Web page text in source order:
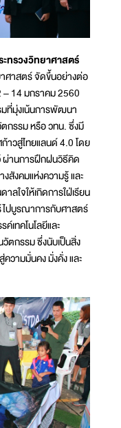
ทรวงวิทยาศาสตร์
ศาสตร์ จัดขึ้นอย่างต่อ
– 14 มกราคม 2560
มที่มุ่งเน้นการพัฒนา
กรรม หรือ วทน. ซึ่งมี
าวสู่ไทยแลนด์ 4.0 โดย
ผ่านการฝึกฝนวิธีคิด
สังคมแห่งความรู้ และ
ลใจให้เกิดการใฝ่เรียน
ไปบูรณาการกับศาสตร์
เทคโนโลยีและ
ตกรรม ซึ่งนับเป็นสิ่ง
วามมั่นคง มั่งคั่ง และ